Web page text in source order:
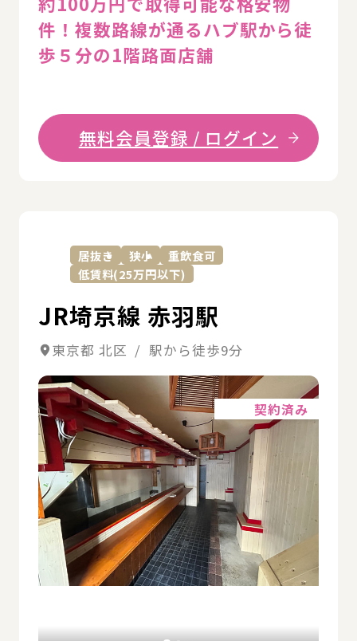
件！複数路線が通るハブ駅から徒
歩５分の1階路⾯店舗
無料会員登録 / ログイン
居抜き 狭小
重飲食可
低賃料(25万円以下)
JR埼京線 赤羽駅
東京都 北区 / 駅から徒歩9分
契約済み